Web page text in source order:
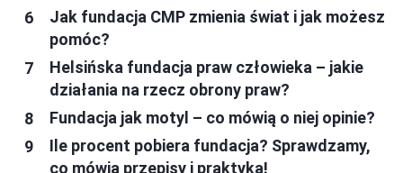
Jak fundacja CMP zmienia świat i jak możesz
pomóc?
Helsińska fundacja praw człowieka – jakie
działania na rzecz obrony praw?
Fundacja jak motyl – co mówią o niej opinie?
Ile procent pobiera fundacja? Sprawdzamy,
co mówią przepisy i praktyka!